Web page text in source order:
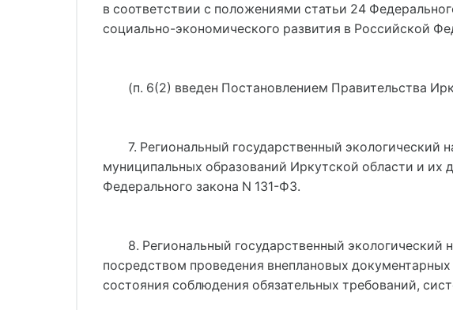
в соответствии с положениями статьи 24
социально-экономического развития в Российской
(п. 6(2) введен Постановлением Правительства
7. Региональный государственный экологический
муниципальных образований Иркутской области и
Федерального закона N 131-ФЗ.
8. Региональный государственный экологический
посредством проведения внеплановых
состояния соблюдения обязательных требований,